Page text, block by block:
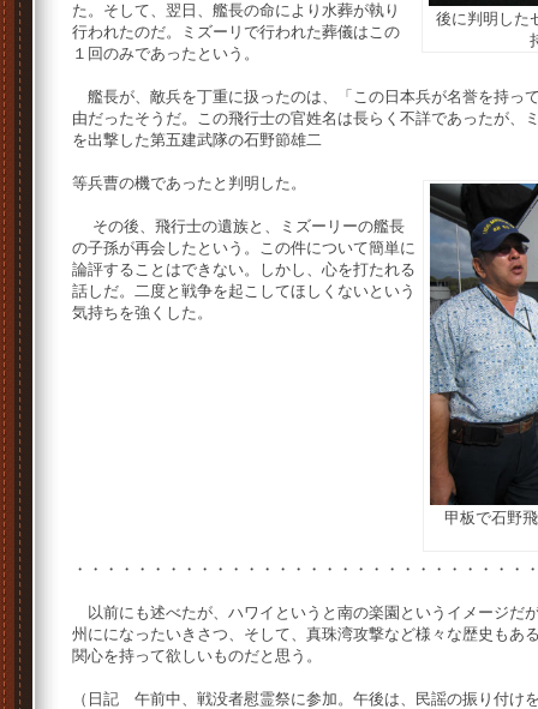
後に判明した
た。そして、翌日、艦長の命により水葬が執り
行われたのだ。ミズーリで行われた葬儀はこの
１回のみであったという。
艦長が、敵兵を丁重に扱ったのは、「この日本兵が名誉を持っ
由だったそうだ。この飛行士の官姓名は長らく不詳であったが、
を出撃した第五建武隊の石野節雄二
甲板で石野
等兵曹の機であったと判明した。
その後、飛行士の遺族と、ミズーリーの艦長
の子孫が再会したという。この件について簡単に
論評することはできない。しかし、心を打たれる
話しだ。二度と戦争を起こしてほしくないという
気持ちを強くした。
・・・・・・・・・・・・・・・・・・・・・・・・・・・・
以前にも述べたが、ハワイというと南の楽園というイメージだ
州にになったいきさつ、そして、真珠湾攻撃など様々な歴史もあ
関心を持って欲しいものだと思う。
（日記 午前中、戦没者慰霊祭に参加。午後は、民謡の振り付け